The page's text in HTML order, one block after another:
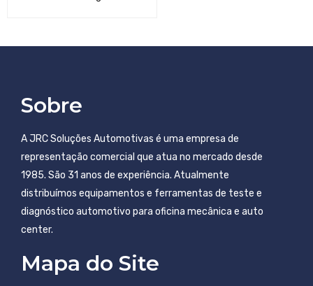
Sobre
A JRC Soluções Automotivas é uma empresa de
representação comercial que atua no mercado desde
1985. São 31 anos de experiência. Atualmente
distribuímos equipamentos e ferramentas de teste e
diagnóstico automotivo para oficina mecânica e auto
center.
Mapa do Site